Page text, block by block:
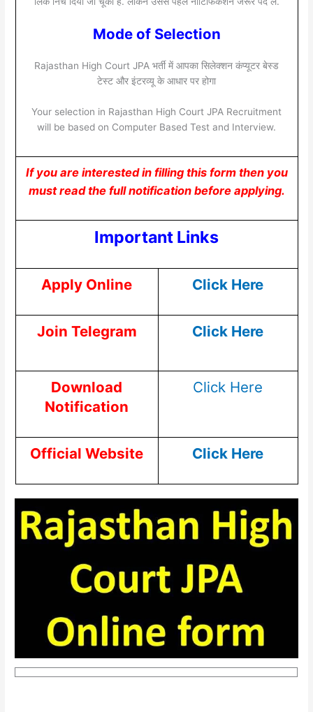
Mode of Selection
Rajasthan High Court JPA भर्ती में आपका सिलेक्शन कंप्यूटर बेस्ड
टेस्ट और इंटरव्यू के आधार पर होगा
Your selection in Rajasthan High Court JPA Recruitment
will be based on Computer Based Test and Interview.
If you are interested in filling this form then you
must read the full notification before applying.
Important Links
Apply Online Click Here
Join Telegram Click Here
Download
Notification
Click Here
Official Website Click Here